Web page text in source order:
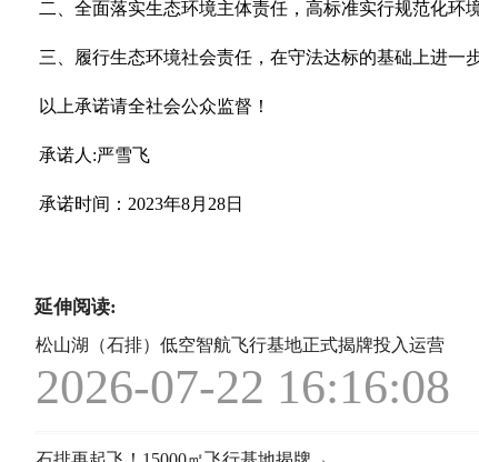
二、 全面落实生态环境主体责任，高标准实行规范化环
三、 履行生态环境社会责任，在守法达标的基础上进一
以 上承诺请全社会公众监督！
承诺人:严雪飞
承诺时间： 2023年8月 28日
延伸阅读:
松山湖（石排）低空智航飞行基地正式揭牌投入运营
2026-07-22 16:16:08